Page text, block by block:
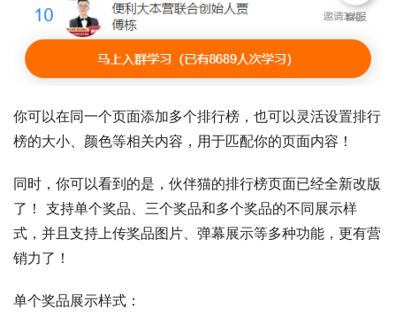
你可以在同一个页面添加多个排行榜，也可以灵活设置排行
榜的大小、颜色等相关内容，用于匹配你的页面内容！
同时，你可以看到的是，伙伴猫的排行榜页面已经全新改版
了！ 支持单个奖品、三个奖品和多个奖品的不同展示样
式，并且支持上传奖品图片、弹幕展示等多种功能，更有营
销力了！
单个奖品展示样式：